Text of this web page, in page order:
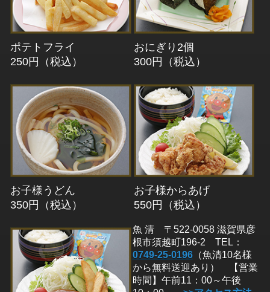
ポテトフライ
250円（税込）
おにぎり2個
300円（税込）
お子様うどん
350円（税込）
お子様からあげ
550円（税込）
魚 清 〒522-0058 滋賀県彦
根市須越町196-2 TEL：
0749-25-0196（魚清10名様
から無料送迎あり） 【営業
時間】午前11：00～午後